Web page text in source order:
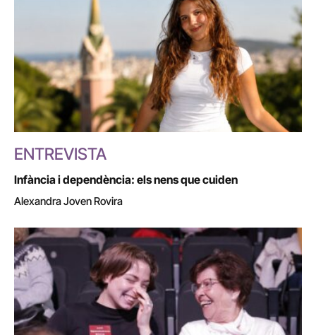
ENTREVISTA
Infància i dependència: els nens que cuiden
Alexandra Joven Rovira